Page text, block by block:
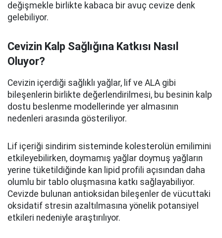
değişmekle birlikte kabaca bir avuç cevize denk
gelebiliyor.
Cevizin Kalp Sağlığına Katkısı Nasıl
Oluyor?
Cevizin içerdiği sağlıklı yağlar, lif ve ALA gibi
bileşenlerin birlikte değerlendirilmesi, bu besinin kalp
dostu beslenme modellerinde yer almasının
nedenleri arasında gösteriliyor.
Lif içeriği sindirim sisteminde kolesterolün emilimini
etkileyebilirken, doymamış yağlar doymuş yağların
yerine tüketildiğinde kan lipid profili açısından daha
olumlu bir tablo oluşmasına katkı sağlayabiliyor.
Cevizde bulunan antioksidan bileşenler de vücuttaki
oksidatif stresin azaltılmasına yönelik potansiyel
etkileri nedeniyle araştırılıyor.